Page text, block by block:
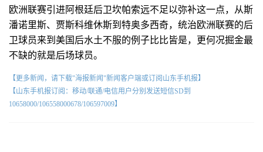
欧洲联赛引进阿根廷后卫坎帕索远不足以弥补这一点，从斯
潘诺里斯、贾斯科维休斯到特奥多西奇，统治欧洲联赛的后
卫球员来到美国后水土不服的例子比比皆是，更何况掘金最
不缺的就是后场球员。
【更多新闻，请下载"海报新闻"新闻客户端或订阅山东手机报】
【山东手机报订阅：移动/联通/电信用户分别发送短信SD到
10658000/106558000678/106597009】